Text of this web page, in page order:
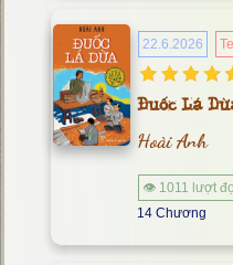
22.6.2026
Đuốc Lá
Hoài Anh
👁 1011 lượt
14 Chương